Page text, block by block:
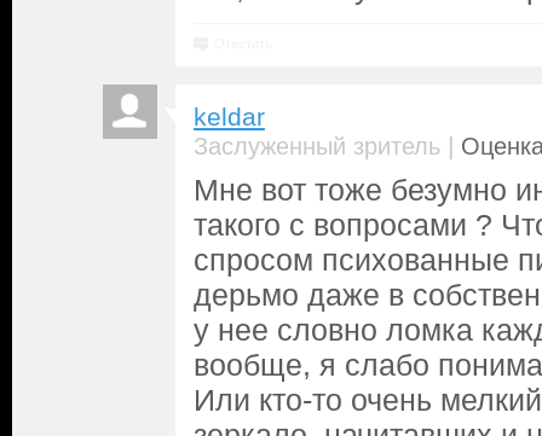
keldar
Заслуженный зритель |
Мне вот тоже безумно
такого с вопросами ?
спросом психованные
дерьмо даже в
у нее словно ломка
вообще, я слабо
Или кто-то очень